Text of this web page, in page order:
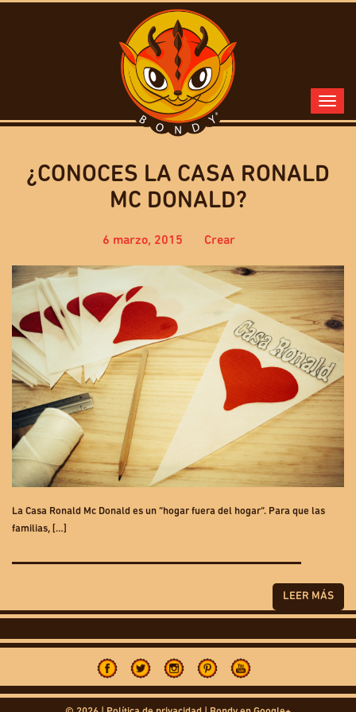
¿CONOCES LA CASA RONALD
MC DONALD?
6 marzo, 2015 Crear
La Casa Ronald Mc Donald es un “hogar fuera del hogar”. Para que las
familias, […]
LEER MÁS